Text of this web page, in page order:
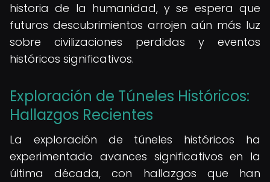
historia de la humanidad, y se espera que
futuros descubrimientos arrojen aún más luz
sobre civilizaciones perdidas y eventos
históricos significativos.
Exploración de Túneles Históricos:
Hallazgos Recientes
La exploración de túneles históricos ha
experimentado avances significativos en la
última década, con hallazgos que han